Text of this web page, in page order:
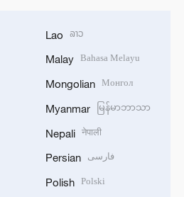
Lao ລາວ
Malay Bahasa Melayu
Mongolian Монгол
Myanmar မြန်မာဘာသာ
Nepali नेपाली
Persian فارسی
Polish Polski